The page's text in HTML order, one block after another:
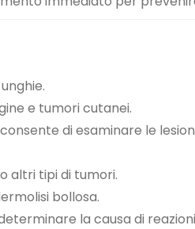
e tumori cutanei.
di esaminare le
altri tipi di tumori.
bollosa.
la causa di